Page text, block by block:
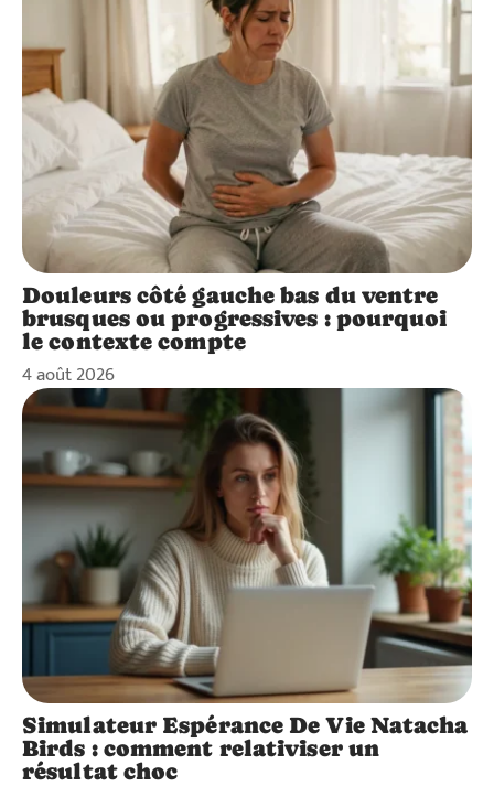
Douleurs côté gauche bas du ventre
brusques ou progressives : pourquoi
le contexte compte
4 août 2026
Simulateur Espérance De Vie Natacha
Birds : comment relativiser un
résultat choc